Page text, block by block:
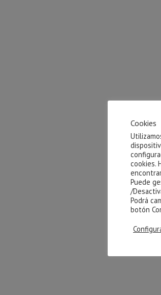
Cookies
cookies.
Puede
/
Podrá
botón